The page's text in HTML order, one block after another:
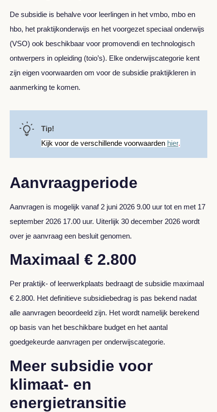
De subsidie is behalve voor leerlingen in het vmbo, mbo en
hbo, het praktijkonderwijs en het voorgezet speciaal onderwijs
(VSO) ook beschikbaar voor promovendi en technologisch
ontwerpers in opleiding (toio’s). Elke onderwijscategorie kent
zijn eigen voorwaarden om voor de subsidie praktijkleren in
aanmerking te komen.
Tip!
Kijk voor de verschillende voorwaarden hier.
Aanvraagperiode
Aanvragen is mogelijk vanaf 2 juni 2026 9.00 uur tot en met 17
september 2026 17.00 uur. Uiterlijk 30 december 2026 wordt
over je aanvraag een besluit genomen.
Maximaal € 2.800
Per praktijk- of leerwerkplaats bedraagt de subsidie maximaal
€ 2.800. Het definitieve subsidiebedrag is pas bekend nadat
alle aanvragen beoordeeld zijn. Het wordt namelijk berekend
op basis van het beschikbare budget en het aantal
goedgekeurde aanvragen per onderwijscategorie.
Meer subsidie voor
klimaat- en
energietransitie